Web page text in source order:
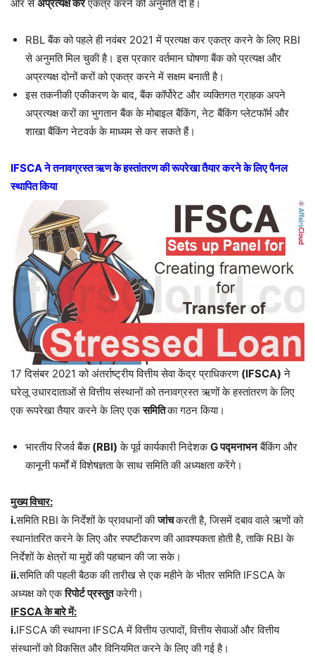
ओर सेअप्रत्यक्ष करएकत्र करने की अनुमति दी है।
RBL बैंक को पहले ही नवंबर 2021 में प्रत्यक्ष कर एकत्र करने के लिए RBI
से अनुमति मिल चुकी है। इस प्रकार वर्तमान घोषणा बैंक को प्रत्यक्ष और
अप्रत्यक्ष दोनों करों को एकत्र करने में सक्षम बनाती है।
इस तकनीकी एकीकरण के बाद, बैंक कॉर्पोरेट और व्यक्तिगत ग्राहक अपने
अप्रत्यक्ष करों का भुगतान बैंक के मोबाइल बैंकिंग, नेट बैंकिंग प्लेटफॉर्म और
शाखा बैंकिंग नेटवर्क के माध्यम से कर सकते हैं।
IFSCA ने तनावग्रस्त ऋण के हस्तांतरण की रूपरेखा तैयार करने के लिए पैनल
स्थापित किया
17 दिसंबर 2021 को अंतर्राष्ट्रीय वित्तीय सेवा केंद्र प्राधिकरण (IFSCA) ने
घरेलू उधारदाताओं से वित्तीय संस्थानों को तनावग्रस्त ऋणों के हस्तांतरण के लिए
एक रूपरेखा तैयार करने के लिए एकसमितिका गठन किया।
भारतीय रिजर्व बैंक(RBI) के पूर्व कार्यकारी निदेशकG पद्मनाभनबैंकिंग और
कानूनी फर्मों में विशेषज्ञता के साथ समिति की अध्यक्षता करेंगे।
मुख्य विचार:
i.समिति RBI के निर्देशों के प्रावधानों कीजांचकरती है, जिसमें दबाव वाले ऋणों को
स्थानांतरित करने के लिए और स्पष्टीकरण की आवश्यकता होती है, ताकि RBI के
निर्देशों के क्षेत्रों या मुद्दों की पहचान की जा सके।
ii.समिति की पहली बैठक की तारीख से एक महीने के भीतर समिति IFSCAके
अध्यक्ष को एकरिपोर्ट प्रस्तुतकरेगी।
IFSCA के बारे में:
i.IFSCAकी स्थापना IFSCA में वित्तीय उत्पादों, वित्तीय सेवाओं और वित्तीय
संस्थानों को विकसित और विनियमित करने के लिए की गई है।